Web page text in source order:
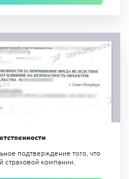
подтверждение того, что
страховой компании.